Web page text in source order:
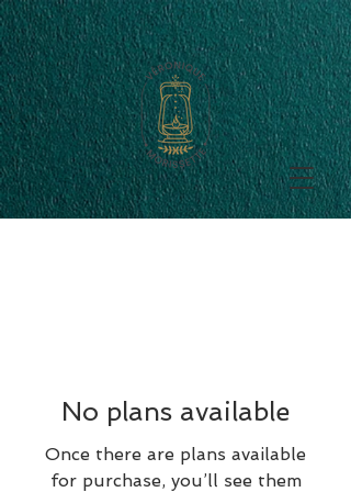
No plans available
Once there are plans available
for purchase, you’ll see them